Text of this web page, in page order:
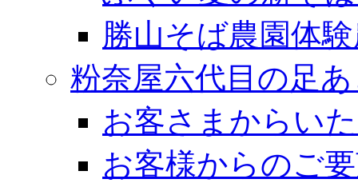
勝山そば農園体
粉奈屋六代目の足
お客さまからい
お客様からのご